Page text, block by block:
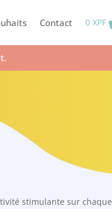
Contact 0 XPF
stimulante sur chaque